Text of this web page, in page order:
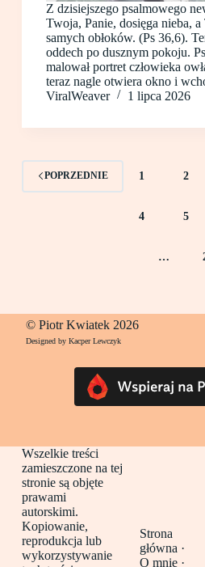
Z dzisiejszego psalmowego
Twoja, Panie, dosięga nieba,
samych obłoków. (Ps 36,6).
oddech po dusznym pokoju.
malował portret człowieka
teraz nagle otwiera okno i
ViralWeaver
1 lipca 2026
POPRZEDNIE 1 2
4 5
…
© Piotr Kwiatek 2026
Designed by Kacper Lewczyk
Wszelkie treści
zamieszczone na tej
stronie są objęte
prawami
autorskimi.
Kopiowanie,
reprodukcja lub
wykorzystywanie
Strona
główna ·
O mnie ·